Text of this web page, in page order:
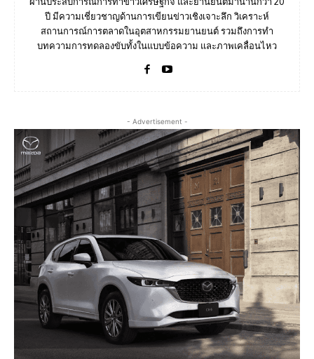
ปี มีความเชี่ยวชาญด้านการเขียนข่าวเชิงเจาะลึก วิเคราะห์
สถานการณ์การตลาดในอุตสาหกรรมยานยนต์ รวมถึงการทำ
บทความการทดลองขับทั้งในแบบข้อความ และภาพเคลื่อนไหว
- Advertisement -